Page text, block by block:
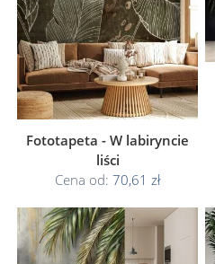
Fototapeta - W labiryncie
liści
Cena od: 70,61 zł